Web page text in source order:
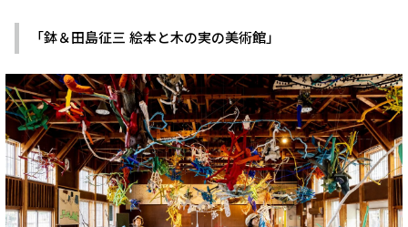
「鉢＆田島征三 絵本と木の実の美術館」